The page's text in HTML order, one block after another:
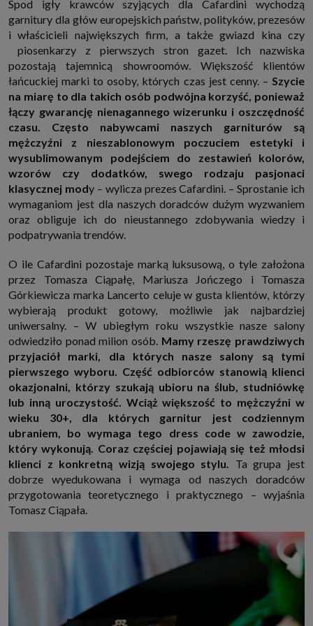
Spod igły krawców szyjących dla Cafardini wychodzą
garnitury dla głów europejskich państw, polityków, prezesów
i właścicieli największych firm, a także gwiazd kina czy
piosenkarzy z pierwszych stron gazet. Ich nazwiska
pozostają tajemnicą showroomów. Większość klientów
łańcuckiej marki to osoby, których czas jest cenny. – Szycie
na miarę to dla takich osób podwójna korzyść, ponieważ
łączy gwarancję nienagannego wizerunku i oszczędność
czasu. Często nabywcami naszych garniturów są
mężczyźni z nieszablonowym poczuciem estetyki i
wysublimowanym podejściem do zestawień kolorów,
wzorów czy dodatków, swego rodzaju pasjonaci
klasycznej mody – wylicza prezes Cafardini. – Sprostanie ich
wymaganiom jest dla naszych doradców dużym wyzwaniem
oraz obliguje ich do nieustannego zdobywania wiedzy i
podpatrywania trendów.
O ile Cafardini pozostaje marką luksusową, o tyle założona
przez Tomasza Ciąpałę, Mariusza Jończego i Tomasza
Górkiewicza marka Lancerto celuje w gusta klientów, którzy
wybierają produkt gotowy, możliwie jak najbardziej
uniwersalny. – W ubiegłym roku wszystkie nasze salony
odwiedziło ponad milion osób. Mamy rzeszę prawdziwych
przyjaciół marki, dla których nasze salony są tymi
pierwszego wyboru. Część odbiorców stanowią klienci
okazjonalni, którzy szukają ubioru na ślub, studniówkę
lub inną uroczystość. Wciąż większość to mężczyźni w
wieku 30+, dla których garnitur jest codziennym
ubraniem, bo wymaga tego dress code w zawodzie,
który wykonują. Coraz częściej pojawiają się też młodsi
klienci z konkretną wizją swojego stylu.
Ta grupa jest
dobrze wyedukowana i wymaga od naszych doradców
przygotowania teoretycznego i praktycznego – wyjaśnia
Tomasz Ciąpała.